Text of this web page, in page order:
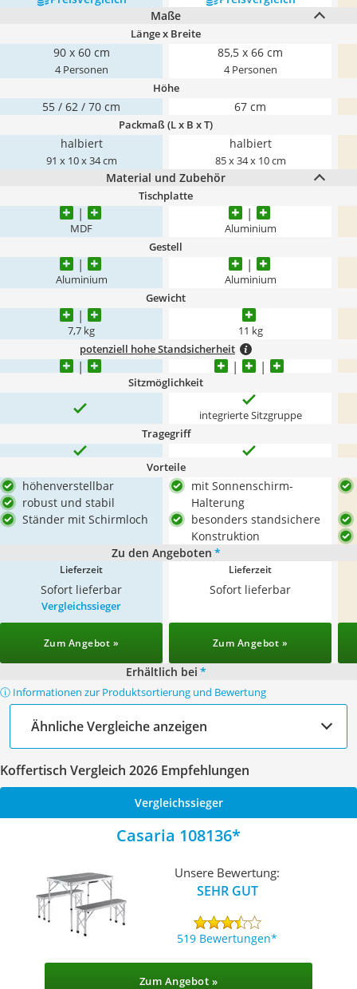
Maße
Länge x Breite
90 x 60 cm
4 Personen
85,5 x 66 cm
4 Personen
Höhe
55 / 62 / 70 cm 67 cm
Packmaß (L x B x T)
halbiert
91 x 10 x 34 cm
halbiert
85 x 34 x 10 cm
Material und Zubehör
Tischplatte
MDF Aluminium
Gestell
Aluminium Aluminium
Gewicht
7,7 kg 11 kg
potenziell hohe Standsicherheit
Sitzmöglichkeit
integrierte Sitzgruppe
Tragegriff
Vorteile
höhenverstellbar
robust und stabil
Ständer mit Schirmloch
mit Sonnenschirm-
Halterung
besonders standsichere
Konstruktion
Zu den Angeboten *
Lieferzeit
Sofort lieferbar
Lieferzeit
Sofort lieferbar
Vergleichssieger
Zum Angebot » Zum Angebot »
Erhältlich bei *
ⓘ Informationen zur Produktsortierung und Bewertung
Ähnliche Vergleiche anzeigen
Koffertisch Vergleich 2026 Empfehlungen
Vergleichssieger
Casaria 108136
Unsere Bewertung:
SEHR GUT
519 Bewertungen
Zum Angebot »